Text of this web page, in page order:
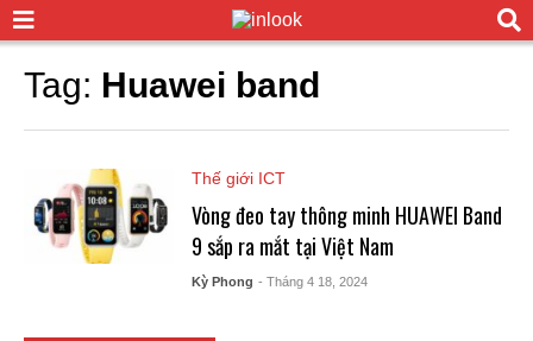
Tag: Huawei band
Thế giới ICT
Vòng đeo tay thông minh HUAWEI Band
9 sắp ra mắt tại Việt Nam
Kỳ Phong - Tháng 4 18, 2024